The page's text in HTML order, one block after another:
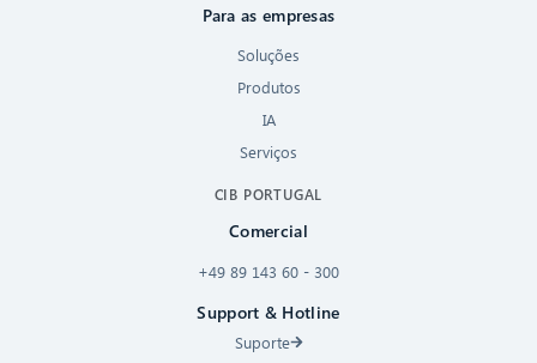
Para as empresas
Soluções
Produtos
IA
Serviços
CIB PORTUGAL
Comercial
+49 89 143 60 - 300
Support & Hotline
Suporte